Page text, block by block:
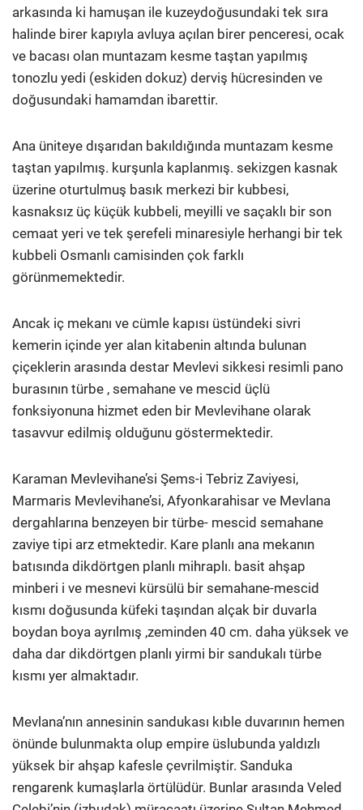
arkasında­ ki hamuşan ile kuzeydoğusundaki tek sıra
halinde birer kapıyla avluya açılan birer penceresi, ocak
ve bacası olan muntazam kesme taştan yapılmış
tonozlu yedi (eskiden dokuz) derviş hücresinden ve
doğu­sundaki hamamdan ibarettir.
Ana üniteye dışarıdan bakıldığında muntazam kesme
taştan yapılmış. kurşunla kaplanmış. sekizgen kasnak
üzerine oturtulmuş basık merkezi bir kubbesi,
kasnaksız üç küçük kubbeli, meyilli ve saçaklı bir son
cemaat yeri ve tek şerefeli minaresiyle herhangi bir tek
kubbeli Osmanlı camisinden çok farklı
görünmemektedir.
Ancak iç mekanı ve cümle kapısı üstündeki sivri
kemerin içinde yer alan kitabenin altında bulunan
çiçeklerin arasında destar Mevlevi sikkesi resimli pano
burasının türbe , semahane ve mescid üçlü
fonksiyonuna hizmet eden bir Mevlevihane olarak
tasavvur edilmiş olduğunu göstermektedir.
Karaman Mevlevihane’si Şems-i Tebriz Zaviyesi,
Marmaris Mevlevihane’si, Afyonkarahisar ve Mevlana
dergahlarına benzeyen bir türbe- mescid semahane
zaviye tipi arz etmektedir. Kare planlı ana mekanın
batısında dikdörtgen planlı mihraplı. basit ahşap
minberi i ve mesnevi kürsülü bir semahane-mescid
kısmı doğusunda küfeki taşından alçak bir duvarla
boydan boya ayrılmış ,zeminden 40 cm. daha yüksek ve
daha dar dikdörtgen planlı yirmi bir sandukalı türbe
kısmı yer almaktadır.
Mevlana’nın annesinin sandukası kıble duvarının hemen
önünde bulunmakta olup empire üslubunda yaldızlı
yüksek bir ahşap kafesle çevrilmiştir. Sanduka
rengarenk kumaşlarla örtülüdür. Bunlar arasında Veled